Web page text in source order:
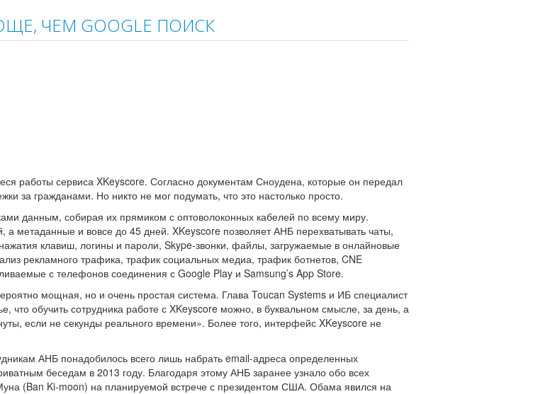
ЧЕМ GOOGLE ПОИСК
работы сервиса XKeyscore. Согласно документам Сноудена, которые он передал
за гражданами. Но никто не мог подумать, что это настолько просто.
данным, собирая их прямиком с оптоволоконных кабелей по всему миру.
метаданные и вовсе до 45 дней. XKeyscore позволяет АНБ перехватывать чаты,
клавиш, логины и пароли, Skype-звонки, файлы, загружаемые в онлайновые
рекламного трафика, трафик социальных медиа, трафик ботнетов, CNE
с телефонов соединения с Google Play и Samsung’s App Store.
мощная, но и очень простая система. Глава Toucan Systems и ИБ специалист
что обучить сотрудника работе с XKeyscore можно, в буквальном смысле, за день, а
если не секунды реального времени». Более того, интерфейс XKeyscore не
АНБ понадобилось всего лишь набрать email-адреса определенных
беседам в 2013 году. Благодаря этому АНБ заранее узнало обо всех
(Ban Ki-moon) на планируемой встрече с президентом США. Обама явился на